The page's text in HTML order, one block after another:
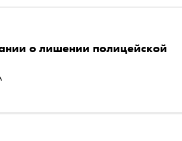
о лишении полицейской